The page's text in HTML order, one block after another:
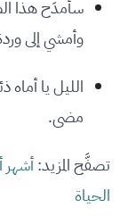
سأمدَح هذا
وأمشي إلى
الليل يا
مضى.
تصفَّح المزيد:
الحياة